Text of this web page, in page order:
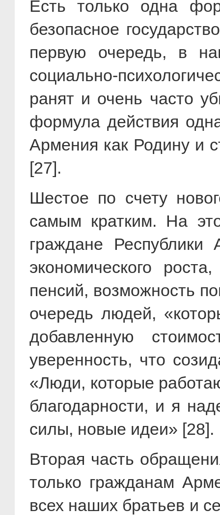
Есть только одна
безопасное
первую очередь, в
социально-
ранят и очень часто
формула действия
Армения как Родину и
[27].
Шестое по счету
самым кратким. На
граждане
экономического
пенсий, возможность
очередь людей,
добавленную
уверенность, что
«Люди, которые
благодарности, и я
силы, новые идеи» [28].
Вторая часть
только гражданам
всех наших братьев и